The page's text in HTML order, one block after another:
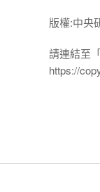
版權:中央
請連結至
https://